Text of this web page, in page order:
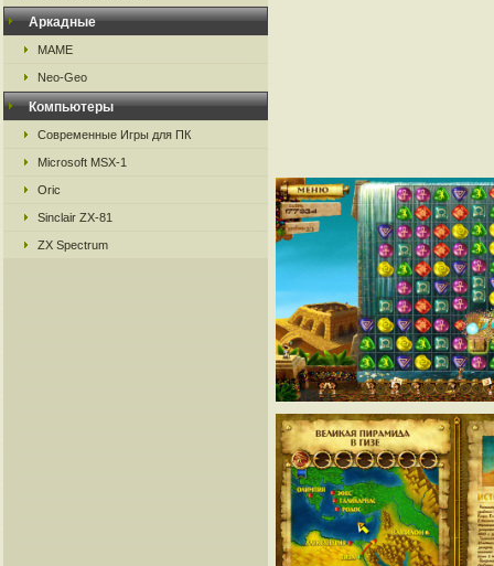
Аркадные
MAME
Neo-Geo
Компьютеры
Современные Игры для ПК
Microsoft MSX-1
Oric
Sinclair ZX-81
ZX Spectrum